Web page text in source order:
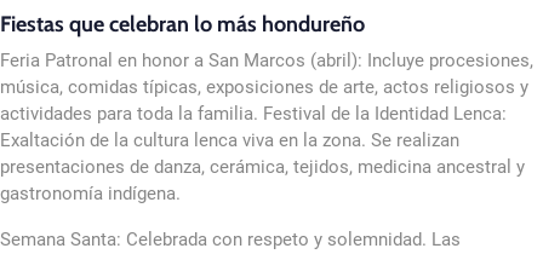
Fiestas que celebran lo más hondureño
Feria Patronal en honor a San Marcos (abril): Incluye procesiones,
música, comidas típicas, exposiciones de arte, actos religiosos y
actividades para toda la familia. Festival de la Identidad Lenca:
Exaltación de la cultura lenca viva en la zona. Se realizan
presentaciones de danza, cerámica, tejidos, medicina ancestral y
gastronomía indígena.
Semana Santa: Celebrada con respeto y solemnidad. Las